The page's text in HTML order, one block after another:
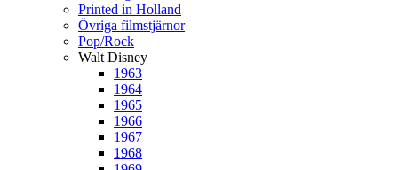
Printed in Holland
Övriga filmstjärnor
Pop/Rock
Walt Disney
1963
1964
1965
1966
1967
1968